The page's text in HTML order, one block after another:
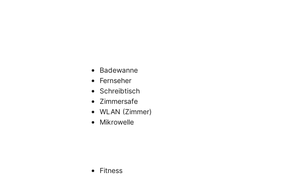
Badewanne
Fernseher
Schreibtisch
Zimmersafe
WLAN (Zimmer)
Mikrowelle
Fitness